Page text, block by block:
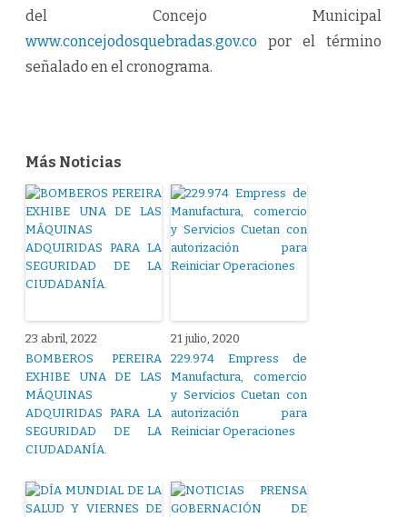
del Concejo Municipal
www.concejodosquebradas.gov.co por el término
señalado en el cronograma.
Más Noticias
23 abril, 2022
BOMBEROS PEREIRA
EXHIBE UNA DE LAS
MÁQUINAS
ADQUIRIDAS PARA LA
SEGURIDAD DE LA
CIUDADANÍA.
21 julio, 2020
229.974 Empress de
Manufactura, comercio
y Servicios Cuetan con
autorización para
Reiniciar Operaciones